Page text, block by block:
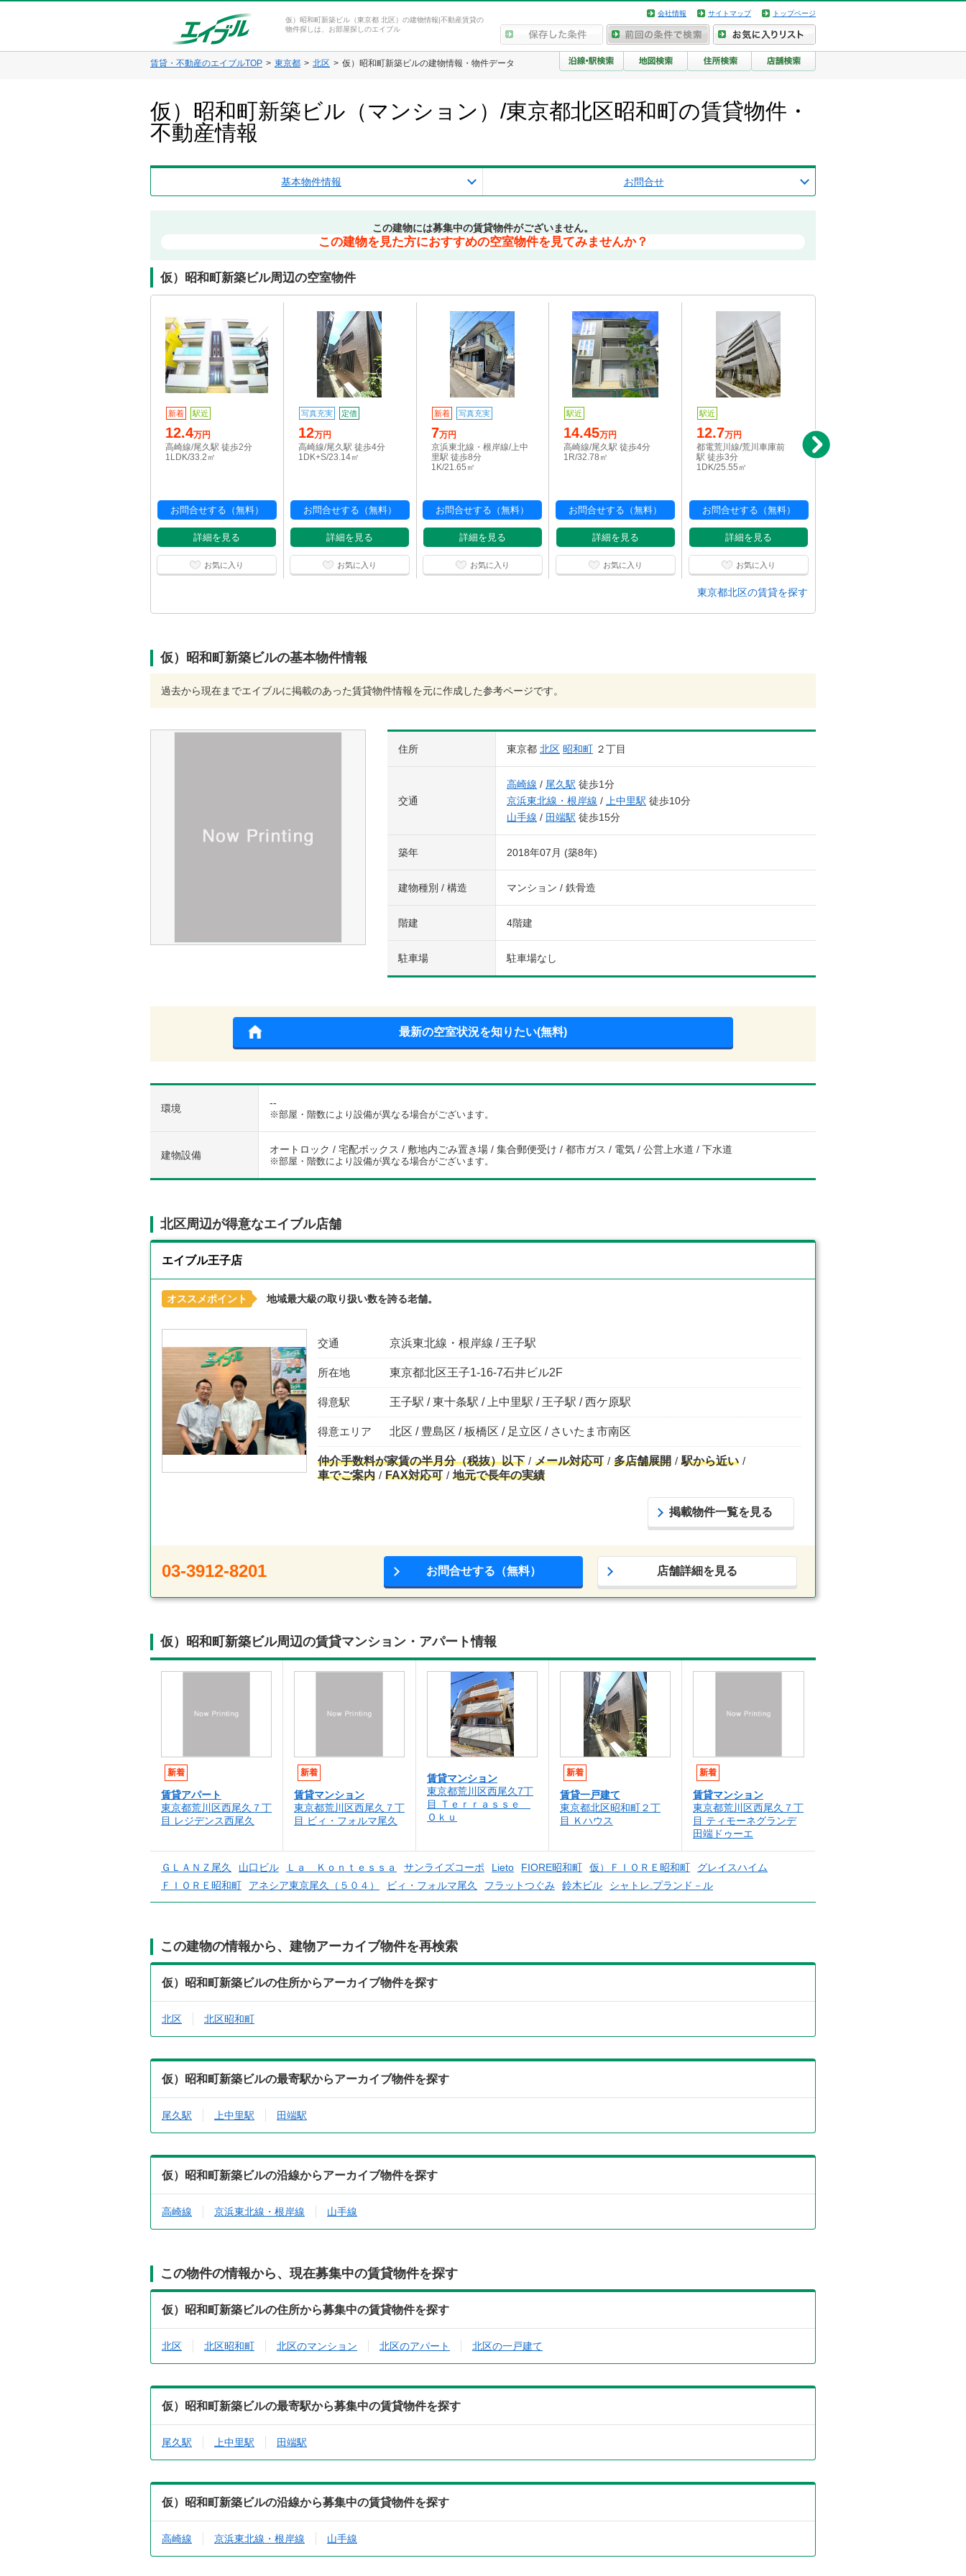
仮）昭和町新築ビル（東京都 北区）の建物情報|不動産賃貸の
物件探しは、お部屋探しのエイブル
会社情報 サイトマップ トップページ
賃貸・不動産のエイブルTOP 東京都 北区 仮）昭和町新築ビルの建物情報・物件データ
仮）昭和町新築ビル（マンション）/東京都北区昭和町の賃貸物件・
不動産情報
基本物件情報 お問合せ
この建物には募集中の賃貸物件がございません。
この建物を見た方におすすめの空室物件を見てみませんか？
仮）昭和町新築ビル周辺の空室物件
新着 駅近
12.4万円
高崎線/尾久駅 徒歩2分
1LDK/33.2㎡
お問合せする（無料）
詳細を見る
お気に入り
写真充実 定借
12万円
高崎線/尾久駅 徒歩4分
1DK+S/23.14㎡
お問合せする（無料）
詳細を見る
お気に入り
新着 写真充実
7万円
京浜東北線・根岸線/上中
里駅 徒歩8分
1K/21.65㎡
お問合せする（無料）
詳細を見る
お気に入り
駅近
14.45万円
高崎線/尾久駅 徒歩4分
1R/32.78㎡
お問合せする（無料）
詳細を見る
お気に入り
駅近
12.7万円
都電荒川線/荒川車庫前
駅 徒歩3分
1DK/25.55㎡
お問合せする（無料）
詳細を見る
お気に入り
高崎線/尾久駅 徒歩6分
東京都北区の賃貸を探す
仮）昭和町新築ビルの基本物件情報
過去から現在までエイブルに掲載のあった賃貸物件情報を元に作成した参考ページです。
住所 東京都 北区 昭和町 ２丁目
交通
高崎線 / 尾久駅 徒歩1分
京浜東北線・根岸線 / 上中里駅 徒歩10分
山手線 / 田端駅 徒歩15分
築年 2018年07月 (築8年)
建物種別 / 構造 マンション / 鉄骨造
階建 4階建
駐車場 駐車場なし
最新の空室状況を知りたい(無料)
環境 --
※部屋・階数により設備が異なる場合がございます。
建物設備 オートロック / 宅配ボックス / 敷地内ごみ置き場 / 集合郵便受け / 都市ガス / 電気 / 公営上水道 / 下水道
※部屋・階数により設備が異なる場合がございます。
北区周辺が得意なエイブル店舗
エイブル王子店
オススメポイント 地域最大級の取り扱い数を誇る老舗。
交通 京浜東北線・根岸線 / 王子駅
所在地 東京都北区王子1-16-7石井ビル2F
得意駅 王子駅 / 東十条駅 / 上中里駅 / 王子駅 / 西ケ原駅
得意エリア 北区 / 豊島区 / 板橋区 / 足立区 / さいたま市南区
仲介手数料が家賃の半月分（税抜）以下 メール対応可 多店舗展開
駅から近い
車でご案内
FAX対応可 地元で長年の実績
掲載物件一覧を見る
03-3912-8201 お問合せする（無料） 店舗詳細を見る
仮）昭和町新築ビル周辺の賃貸マンション・アパート情報
新着
賃貸アパート
東京都荒川区西尾久７丁
目 レジデンス西尾久
新着
賃貸マンション
東京都荒川区西尾久７丁
目 ビィ・フォルマ尾久
賃貸マンション
東京都荒川区西尾久7丁
目 Ｔｅｒｒａｓｓｅ
Ｏｋｕ
新着
賃貸一戸建て
東京都北区昭和町２丁
目 Ｋハウス
新着
賃貸マンション
東京都荒川区西尾久７丁
目 ティモーネグランデ
田端ドゥーエ
ＧＬＡＮＺ尾久 山口ビル Ｌａ Ｋｏｎｔｅｓｓａ サンライズコーポ Lieto FIORE昭和町 仮）ＦＩＯＲＥ昭和町
グレイスハイム
ＦＩＯＲＥ昭和町
アネシア東京尾久（５０４） ビィ・フォルマ尾久 フラットつぐみ 鈴木ビル シャトレ.プランド－ル
この建物の情報から、建物アーカイブ物件を再検索
仮）昭和町新築ビルの住所からアーカイブ物件を探す
北区 北区昭和町
仮）昭和町新築ビルの最寄駅からアーカイブ物件を探す
尾久駅 上中里駅 田端駅
仮）昭和町新築ビルの沿線からアーカイブ物件を探す
高崎線 京浜東北線・根岸線 山手線
この物件の情報から、現在募集中の賃貸物件を探す
仮）昭和町新築ビルの住所から募集中の賃貸物件を探す
北区 北区昭和町 北区のマンション 北区のアパート 北区の一戸建て
仮）昭和町新築ビルの最寄駅から募集中の賃貸物件を探す
尾久駅 上中里駅 田端駅
仮）昭和町新築ビルの沿線から募集中の賃貸物件を探す
高崎線 京浜東北線・根岸線 山手線